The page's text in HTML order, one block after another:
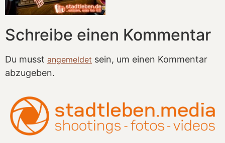
Schreibe einen Kommentar
Du musst angemeldet sein, um einen Kommentar
abzugeben.